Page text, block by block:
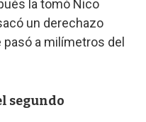
la tomó Nico
un derechazo
a milímetros del
segundo